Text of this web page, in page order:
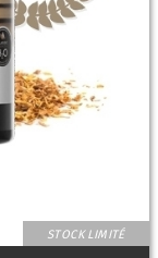
STOCK LIMITÉ